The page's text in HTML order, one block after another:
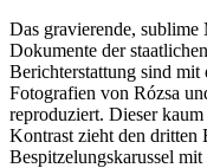
Das gravierende,
Dokumente der
Berichterstattung sind
Fotografien von Rózsa
reproduziert. Dieser
Kontrast zieht den dritten
Bespitzelungskarussel mit